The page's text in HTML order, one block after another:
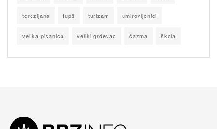
terezijana tupš turizam umirovljenici
velika pisanica veliki grđevac čazma škola